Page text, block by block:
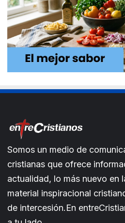
Somos un medio de
cristianas que ofrece
actualidad, lo más nuevo en
material inspiracional
de intercesión.En